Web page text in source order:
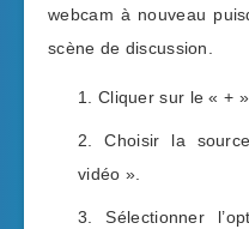
webcam à nouveau
scène de discussion.
Cliquer sur le « +
Choisir la
vidéo ».
Sélectionner